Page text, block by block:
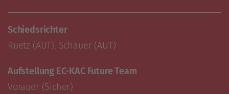
Schiedsrichter
Ruetz (AUT), Schauer (AUT)
Aufstellung EC-KAC Future Team
Vorauer (Sicher)